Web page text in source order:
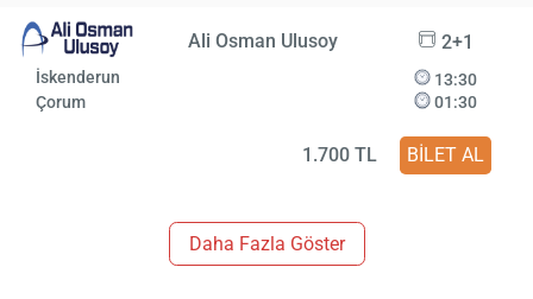
Ali Osman Ulusoy 2+1
İskenderun
Çorum
13:30
01:30
1.700 TL BİLET AL
Daha Fazla Göster